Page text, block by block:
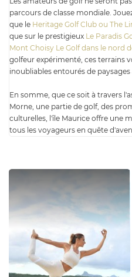
parcours de classe mondiale.
que le Heritage Golf Club ou The
que sur le prestigieux Le Paradis
Mont Choisy Le Golf dans le nord
golfeur expérimenté, ces terrains
inoubliables entourés de
En somme, que ce soit à travers
Morne, une partie de golf, des
culturelles, l'île Maurice offre une
tous les voyageurs en quête